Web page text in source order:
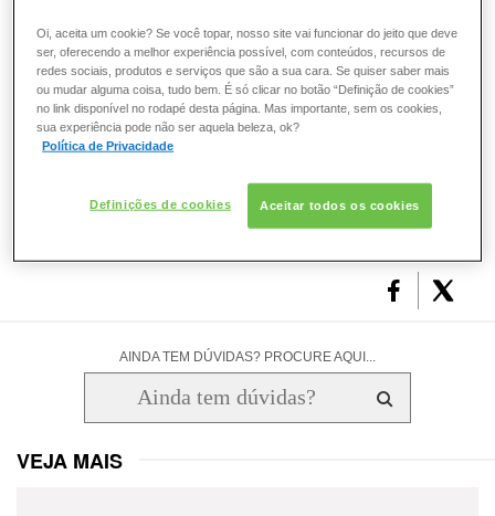
ESMALTE
FRAGRÂNCIA
PELE
sucessivas podem ocasionar esse tipo de resultado.
O que você achou deste artigo?
1 1 0 0
AINDA TEM DÚVIDAS? PROCURE AQUI...
VEJA MAIS
Oi, aceita um cookie? Se você topar, nosso site vai funcionar do jeito que deve
ser, oferecendo a melhor experiência possível, com conteúdos, recursos de
redes sociais, produtos e serviços que são a sua cara. Se quiser saber mais
ou mudar alguma coisa, tudo bem. É só clicar no botão “Definição de cookies”
no link disponível no rodapé desta página. Mas importante, sem os cookies,
sua experiência pode não ser aquela beleza, ok?
Política de Privacidade
Definições de cookies Aceitar todos os cookies